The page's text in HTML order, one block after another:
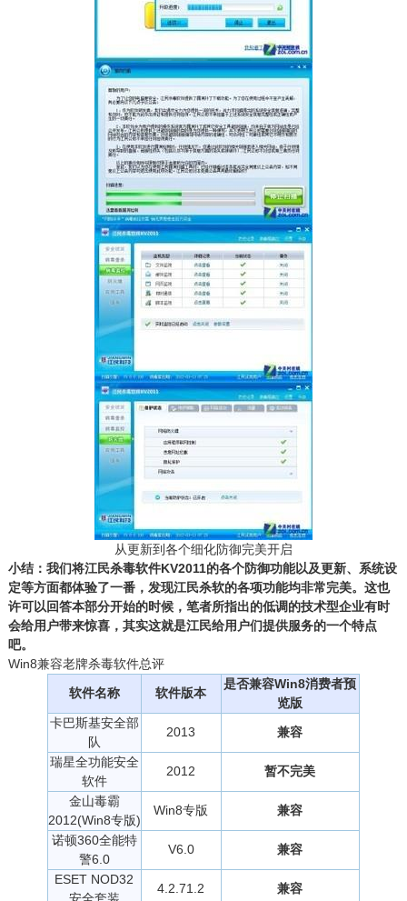
从更新到各个细化防御完美开启
小结：我们将江民杀毒软件KV2011的各个防御功能以及更新、系统设
定等方面都体验了一番，发现江民杀软的各项功能均非常完美。这也
许可以回答本部分开始的时候，笔者所指出的低调的技术型企业有时
会给用户带来惊喜，其实这就是江民给用户们提供服务的一个特点
吧。
Win8兼容老牌杀毒软件总评
软件名称
软件版本
是否兼容Win8消费者预
览版
卡巴斯基安全部
队
2013 兼容
瑞星全功能安全
软件
2012 暂不完美
金山毒霸
2012(Win8专版)
Win8专版 兼容
诺顿360全能特
警6.0
V6.0 兼容
ESET NOD32
4.2.71.2 兼容